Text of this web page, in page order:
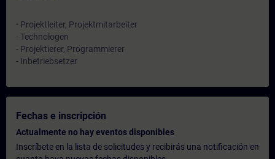
- Projektleiter, Projektmitarbeiter
- Technologen
- Projektierer, Programmierer
- Inbetriebsetzer
Fechas e inscripción
Actualmente no hay eventos disponibles
Inscríbete en la lista de solicitudes y recibirás una notificación en